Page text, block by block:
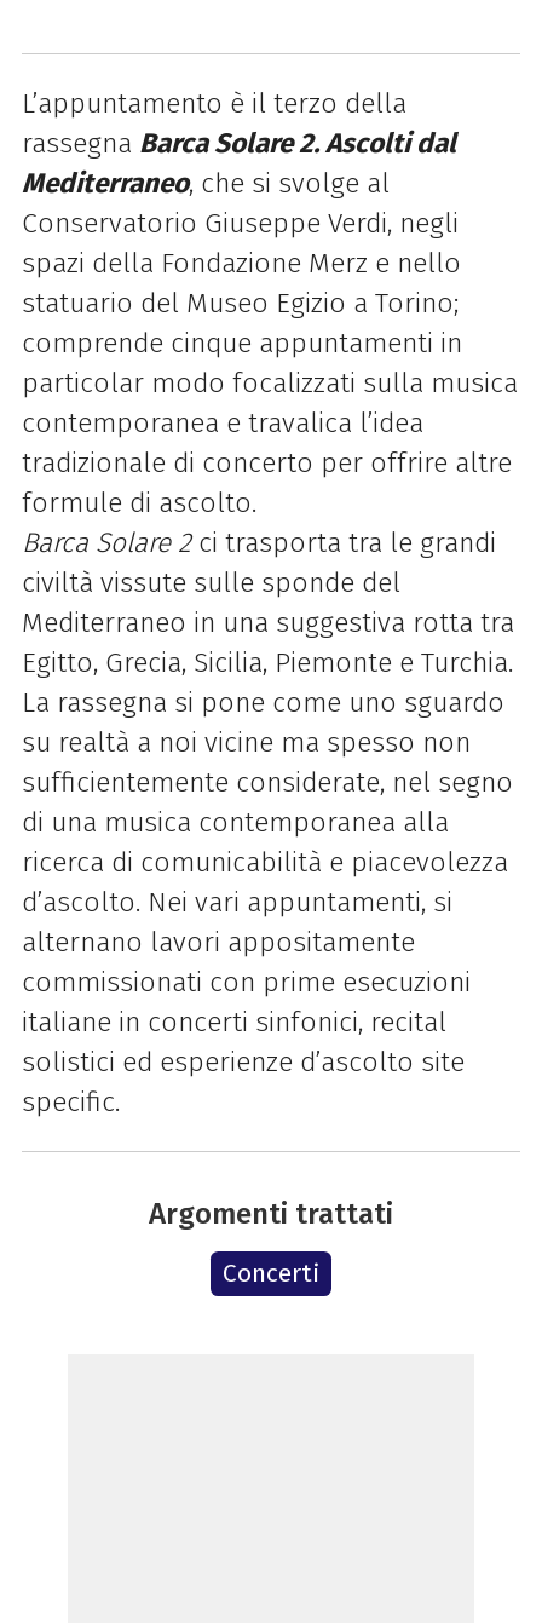
L’appuntamento è il terzo della
rassegna Barca Solare 2. Ascolti dal
Mediterraneo, che si svolge al
Conservatorio Giuseppe Verdi, negli
spazi della Fondazione Merz e nello
statuario del Museo Egizio a Torino;
comprende cinque appuntamenti in
particolar modo focalizzati sulla musica
contemporanea e travalica l’idea
tradizionale di concerto per offrire altre
formule di ascolto.
Barca Solare 2 ci trasporta tra le grandi
civiltà vissute sulle sponde del
Mediterraneo in una suggestiva rotta tra
Egitto, Grecia, Sicilia, Piemonte e Turchia.
La rassegna si pone come uno sguardo
su realtà a noi vicine ma spesso non
sufficientemente considerate, nel segno
di una musica contemporanea alla
ricerca di comunicabilità e piacevolezza
d’ascolto. Nei vari appuntamenti, si
alternano lavori appositamente
commissionati con prime esecuzioni
italiane in concerti sinfonici, recital
solistici ed esperienze d’ascolto site
specific.
Argomenti trattati
Concerti